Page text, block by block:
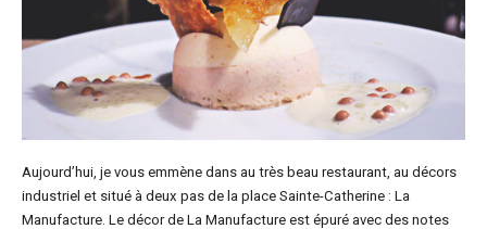
Aujourd’hui, je vous emmène dans au très beau restaurant, au décors
industriel et situé à deux pas de la place Sainte-Catherine : La
Manufacture. Le décor de La Manufacture est épuré avec des notes